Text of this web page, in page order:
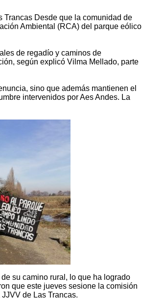
Trancas Desde que la comunidad de
Ambiental (RCA) del parque eólico
de regadío y caminos de
según explicó Vilma Mellado, parte
sino que además mantienen el
intervenidos por Aes Andes. La
su camino rural, lo que ha logrado
que este jueves sesione la comisión
de Las Trancas.